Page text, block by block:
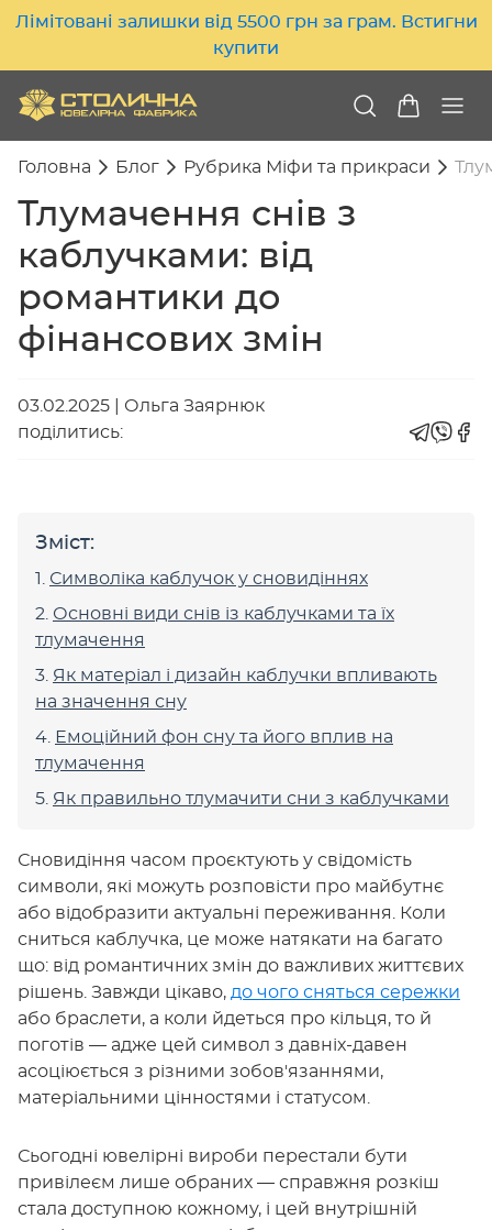
Лімітовані залишки від 5500 грн за грам. Встигни
купити
Головна Блог Рубрика Міфи та прикраси
Тлумачення снів з
каблучками: від
романтики до
фінансових змін
03.02.2025
Ольга Заярнюк
поділитись:
Зміст:
Символіка каблучок у сновидіннях
Основні види снів із каблучками та їх
тлумачення
Як матеріал і дизайн каблучки впливають
на значення сну
Емоційний фон сну та його вплив на
тлумачення
Як правильно тлумачити сни з каблучками
Сновидіння часом проєктують у свідомість
символи, які можуть розповісти про майбутнє
або відобразити актуальні переживання. Коли
сниться каблучка, це може натякати на багато
що: від романтичних змін до важливих життєвих
рішень. Завжди цікаво, до чого сняться сережки
або браслети, а коли йдеться про кільця, то й
поготів — адже цей символ з давніх-давен
асоціюється з різними зобов'язаннями,
матеріальними цінностями і статусом.
Сьогодні ювелірні вироби перестали бути
привілеєм лише обраних — справжня розкіш
стала доступною кожному, і цей внутрішній